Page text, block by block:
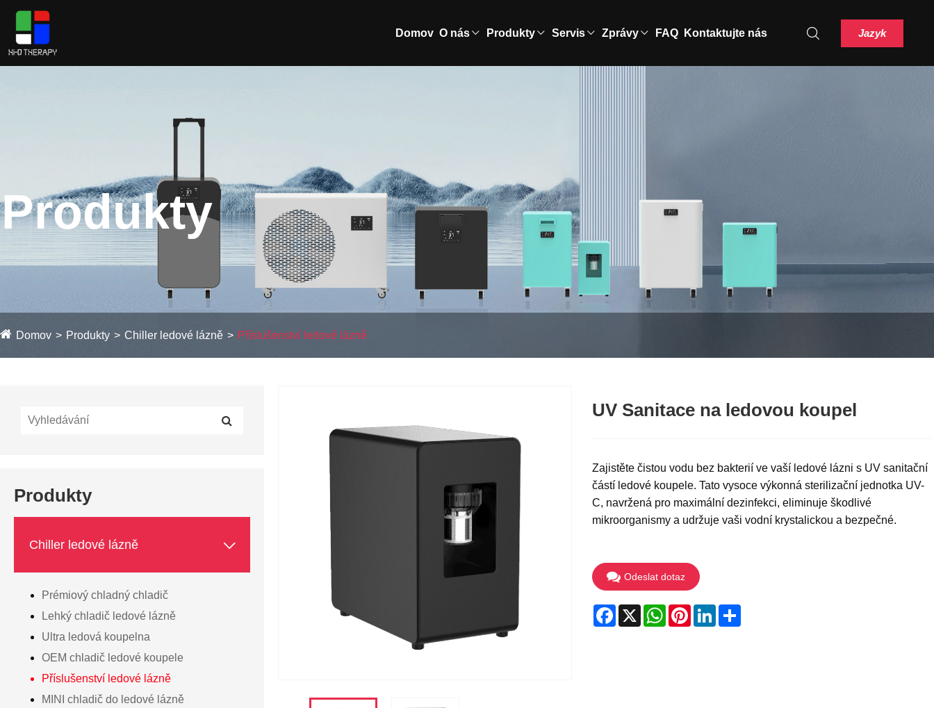
Domov O nás Produkty Servis Zprávy FAQ Kontaktujte nás Jazyk
Produkty
Domov Produkty Chiller ledové lázně Příslušenství ledové lázně
Produkty
Chiller ledové lázně 
Prémiový chladný chladič
Lehký chladič ledové lázně
Ultra ledová koupelna
OEM chladič ledové koupele
Příslušenství ledové lázně
MINI chladič do ledové lázně
UV Sanitace na ledovou koupel
Zajistěte čistou vodu bez bakterií ve vaší ledové lázni s UV sanitační
částí ledové koupele. Tato vysoce výkonná sterilizační jednotka UV-
C, navržená pro maximální dezinfekci, eliminuje škodlivé
mikroorganismy a udržuje vaši vodní krystalickou a bezpečné.
Odeslat dotaz
Facebook
X WhatsApp
PinterestLinkedInShare